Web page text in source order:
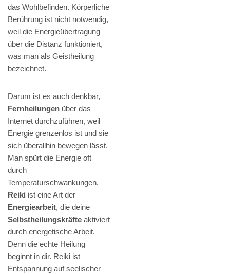
das Wohlbefinden. Körperliche
Berührung ist nicht notwendig,
weil die Energieübertragung
über die Distanz funktioniert,
was man als Geistheilung
bezeichnet.
Darum ist es auch denkbar,
Fernheilungen über das
Internet durchzuführen, weil
Energie grenzenlos ist und sie
sich überallhin bewegen lässt.
Man spürt die Energie oft
durch
Temperaturschwankungen.
Reiki ist eine Art der
Energiearbeit, die deine
Selbstheilungskräfte aktiviert
durch energetische Arbeit.
Denn die echte Heilung
beginnt in dir. Reiki ist
Entspannung auf seelischer